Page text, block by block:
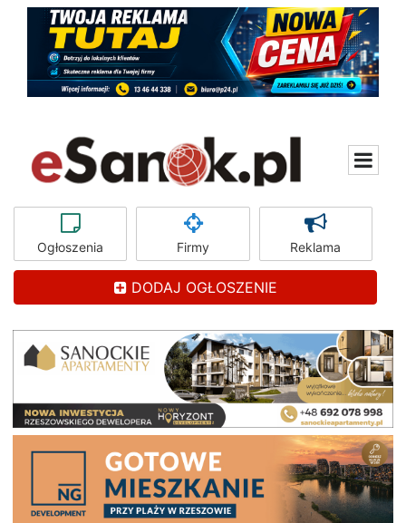
Ogłoszenia Firmy Reklama
DODAJ OGŁOSZENIE